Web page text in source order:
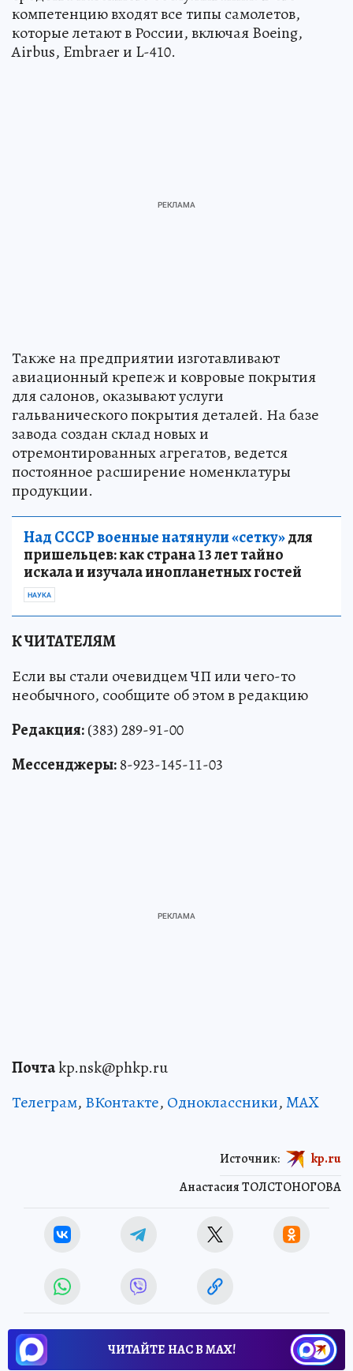
компетенцию входят все типы самолетов,
которые летают в России, включая Boeing,
Airbus, Embraer и L-410.
Также на предприятии изготавливают
авиационный крепеж и ковровые покрытия
для салонов, оказывают услуги
гальванического покрытия деталей. На базе
завода создан склад новых и
отремонтированных агрегатов, ведется
постоянное расширение номенклатуры
продукции.
Над СССР военные натянули «сетку»для
пришельцев: как страна 13 лет тайно
искала и изучала инопланетных гостей
НАУКА
К ЧИТАТЕЛЯМ
Если вы стали очевидцем ЧП или чего-то
необычного, сообщите об этом в редакцию
Редакция:(383) 289-91-00
Мессенджеры:8-923-145-11-03
Почтаkp.nsk@phkp.ru
Телеграм, ВКонтакте, Одноклассники,MAX
Анастасия ТОЛСТОНОГОВА
Источник: kp.ru
ЧИТАЙТЕ НАС В МАХ!